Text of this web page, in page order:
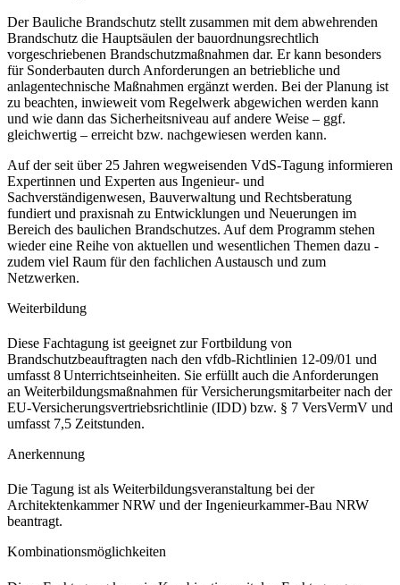
Der Bauliche Brandschutz stellt zusammen mit dem abwehrenden
Brandschutz die Hauptsäulen der bauordnungsrechtlich
vorgeschriebenen Brandschutzmaßnahmen dar. Er kann besonders
für Sonderbauten durch Anforderungen an betriebliche und
anlagentechnische Maßnahmen ergänzt werden. Bei der Planung ist
zu beachten, inwieweit vom Regelwerk abgewichen werden kann
und wie dann das Sicherheitsniveau auf andere Weise – ggf.
gleichwertig – erreicht bzw. nachgewiesen werden kann.
Auf der seit über 25 Jahren wegweisenden VdS-Tagung informieren
Expertinnen und Experten aus Ingenieur- und
Sachverständigenwesen, Bauverwaltung und Rechtsberatung
fundiert und praxisnah zu Entwicklungen und Neuerungen im
Bereich des baulichen Brandschutzes. Auf dem Programm stehen
wieder eine Reihe von aktuellen und wesentlichen Themen dazu -
zudem viel Raum für den fachlichen Austausch und zum
Netzwerken.
Weiterbildung
Diese Fachtagung ist geeignet zur Fortbildung von
Brandschutzbeauftragten nach den vfdb-Richtlinien 12-09/01 und
umfasst 8 Unterrichtseinheiten. Sie erfüllt auch die Anforderungen
an Weiterbildungsmaßnahmen für Versicherungsmitarbeiter nach der
EU-Versicherungsvertriebsrichtlinie (IDD) bzw. § 7 VersVermV und
umfasst 7,5 Zeitstunden.
Anerkennung
Die Tagung ist als Weiterbildungsveranstaltung bei der
Architektenkammer NRW und der Ingenieurkammer-Bau NRW
beantragt.
Kombinationsmöglichkeiten